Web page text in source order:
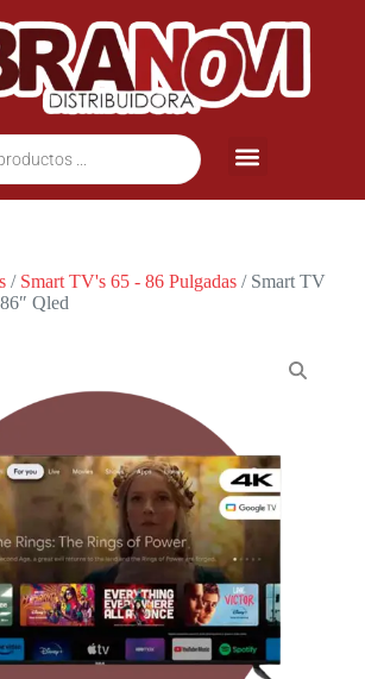
/ Smart TV's 65 - 86 Pulgadas/ Smart TV
Qled